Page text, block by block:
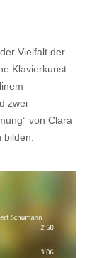
Vielfalt der
Klavierkunst
zwei
von Clara
bilden.